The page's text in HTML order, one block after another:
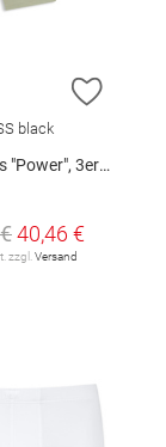
HINZUFÜGEN
ZUR
black
3er-Pack
40,46 €
zzgl. Versand